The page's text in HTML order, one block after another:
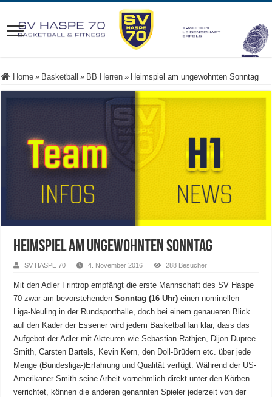
Home » Basketball » BB Herren » Heimspiel am ungewohnten Sonntag
Heimspiel am ungewohnten Sonntag
SV HASPE 70 4. November 2016 288 Besucher
Mit den Adler Frintrop empfängt die erste Mannschaft des SV Haspe
70 zwar am bevorstehendenSonntag (16 Uhr) einen nominellen
Liga-Neuling in der Rundsporthalle, doch bei einem genaueren Blick
auf den Kader der Essener wird jedem Basketballfan klar, dass das
Aufgebot der Adler mit Akteuren wie Sebastian Rathjen, Dijon Dupree
Smith, Carsten Bartels, Kevin Kern, den Doll-Brüdern etc. über jede
Menge (Bundesliga-)Erfahrung und Qualität verfügt. Während der US-
Amerikaner Smith seine Arbeit vornehmlich direkt unter den Körben
verrichtet, können die anderen genannten Spieler jederzeit von der